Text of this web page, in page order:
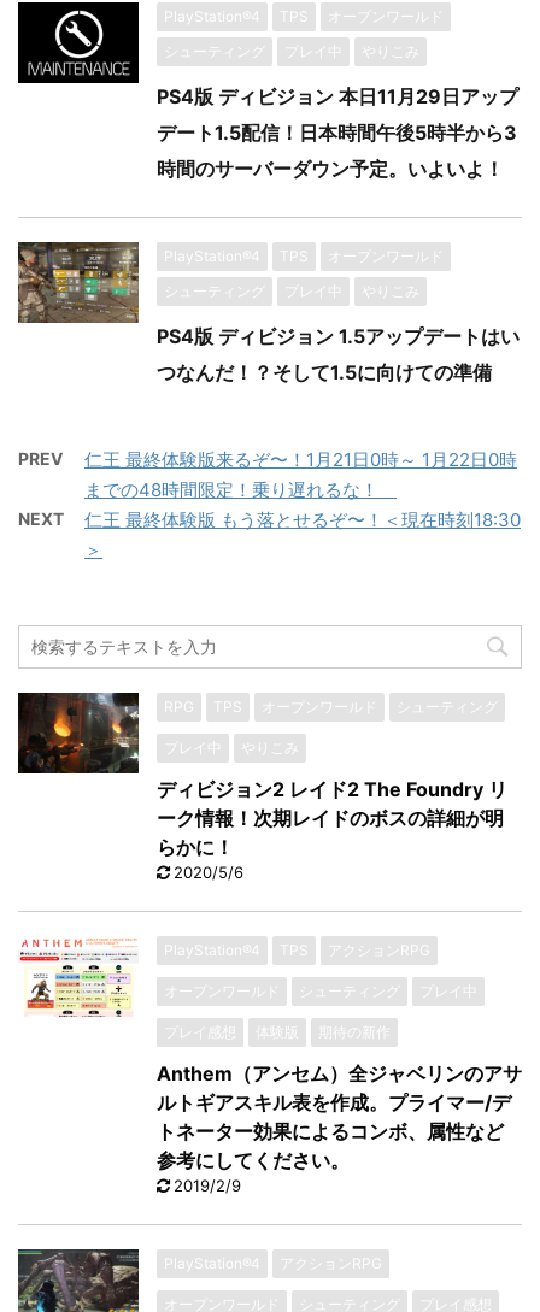
PlayStation®4 TPS
オープンワールド
シューティング
プレイ中 やりこみ
PS4版 ディビジョン 本日11月29日アップ
デート1.5配信！日本時間午後5時半から3
時間のサーバーダウン予定。いよいよ！
PlayStation®4 TPS
オープンワールド
シューティング
プレイ中 やりこみ
PS4版 ディビジョン 1.5アップデートはい
つなんだ！？そして1.5に向けての準備
PREV
仁王 最終体験版来るぞ〜！1月21日0時～ 1月22日0時
までの48時間限定！乗り遅れるな！
NEXT
仁王 最終体験版 もう落とせるぞ〜！＜現在時刻18:30
＞
RPG TPS オープンワールド シューティング
プレイ中 やりこみ
ディビジョン2 レイド2 The Foundry リ
ーク情報！次期レイドのボスの詳細が明
らかに！
2020/5/6
PlayStation®4 TPS アクションRPG
オープンワールド シューティング プレイ中
プレイ感想 体験版 期待の新作
Anthem（アンセム）全ジャベリンのアサ
ルトギアスキル表を作成。プライマー/デ
トネーター効果によるコンボ、属性など
参考にしてください。
2019/2/9
PlayStation®4 アクションRPG
オープンワールド シューティング プレイ感想